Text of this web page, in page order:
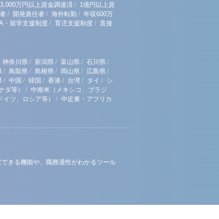
3,000万円以上資金調達済 / 1億円以上資
/ 開発責任者 / 海外転勤 / 年収600万
・留学支援制度 / 育児支援制度 / 直接
神奈川県 / 新潟県 / 富山県 / 石川県 /
/ 鳥取県 / 島根県 / 岡山県 / 広島県 /
/ 中国 / 韓国 / 香港 / 台湾 / タイ / シ
ダ等）
/ 中南米（メキシコ、ブラジ
ツ、ロシア等）
/ 中近東・アフリカ
きる機能や、職務適性がわかるツール